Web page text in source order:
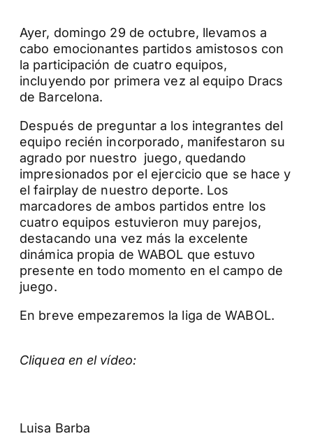
Ayer, domingo 29 de octubre, llevamos a
cabo emocionantes partidos amistosos con
la participación de cuatro equipos,
incluyendo por primera vez al equipo Dracs
de Barcelona.
Después de preguntar a los integrantes del
equipo recién incorporado, manifestaron su
agrado por nuestro juego, quedando
impresionados por el ejercicio que se hace y
el fairplay de nuestro deporte. Los
marcadores de ambos partidos entre los
cuatro equipos estuvieron muy parejos,
destacando una vez más la excelente
dinámica propia de WABOL que estuvo
presente en todo momento en el campo de
juego.
En breve empezaremos la liga de WABOL.
Cliquea en el vídeo:
Luisa Barba